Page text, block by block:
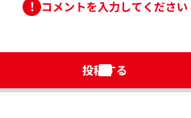
コメントを入力してください
投稿する